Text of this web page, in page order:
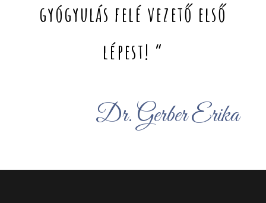
gyógyulás felé vezető első
lépest! “
Dr. Gerber Erika